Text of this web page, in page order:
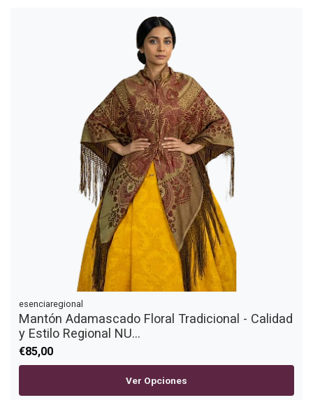
esenciaregional
Mantón Adamascado Floral Tradicional - Calidad
y Estilo Regional NU...
€85,00
Ver Opciones